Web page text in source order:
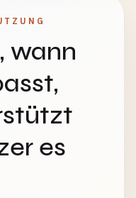
wann
es